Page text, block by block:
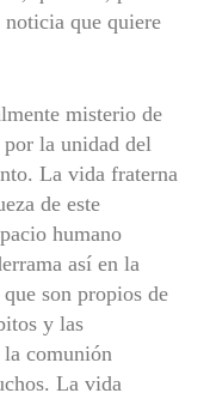
que quiere
misterio de
la unidad del
La vida fraterna
de este
humano
así en la
son propios de
y las
la comunión
La vida